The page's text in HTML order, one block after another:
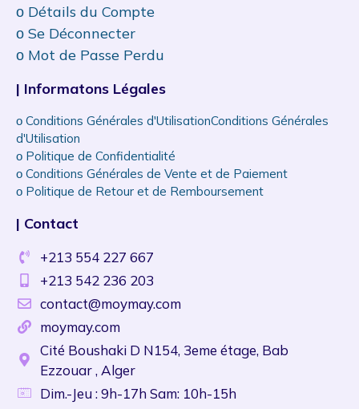
ᴏ Détails du Compte
ᴏ Se Déconnecter
ᴏ Mot de Passe Perdu
| Informatons Légales
ᴏ Conditions Générales d'UtilisationConditions Générales
d'Utilisation
ᴏ Politique de Confidentialité
ᴏ Conditions Générales de Vente et de Paiement
ᴏ Politique de Retour et de Remboursement
| Contact
+213 554 227 667
+213 542 236 203
contact@moymay.com
moymay.com
Cité Boushaki D N154, 3eme étage, Bab
Ezzouar , Alger
Dim.-Jeu : 9h-17h Sam: 10h-15h